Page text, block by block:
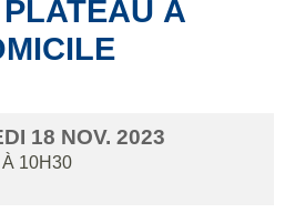
À
18 NOV. 2023
À 10H30